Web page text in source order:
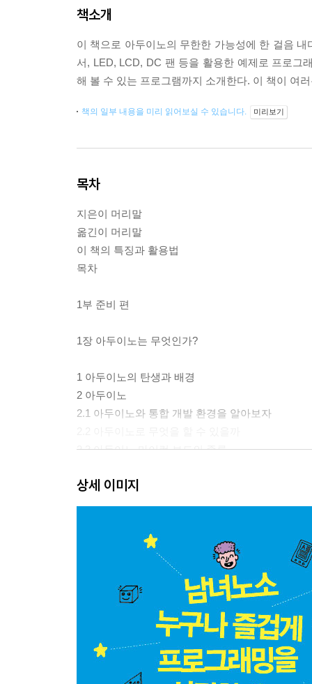
책소개
이 책으로 아두이노의 무한한 가능성에 한 걸음
서, LED, LCD, DC 팬 등을 활용한 예제로 프로그
해 볼 수 있는 프로그램까지 소개한다. 이 책이 여
책의 일부 내용을 미리 읽어보실 수 있습니다. 미리보기
목차
지은이 머리말
옮긴이 머리말
이 책의 특징과 활용법
목차
1부 준비 편
1장 아두이노는 무엇인가?
1 아두이노의 탄생과 배경
2 아두이노
2.1 아두이노와 통합 개발 환경을 알아보자
2.3 아두이노 마이컴 보드의 종류
2.5 오픈 소스 하드웨어와 아두이노의 보급
2.6 새로운 제품 제작의 혁신
4 아두이노의 기능
4.1 아두이노 마이컴 보드
4.2 아두이노의 인터페이스
5 아두이노 준비
5.1 준비해야 할 전자 부품
5.2 컴퓨터에 통합 개발 환경(IDE) 구축
5.3 무엇을 더 알아야 할까
6 통합 개발 환경 준비
상세 이미지